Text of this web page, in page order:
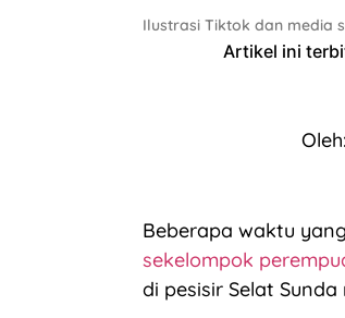
Ilustrasi Tiktok dan media
Artikel ini
Oleh:
Beberapa waktu
sekelompok
di pesisir Selat